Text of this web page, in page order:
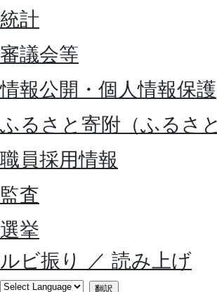
統計
審議会等
情報公開・個人情報保護
ふるさと寄附（ふるさ
職員採用情報
監査
選挙
ルビ振り
／ 読み上げ
翻訳